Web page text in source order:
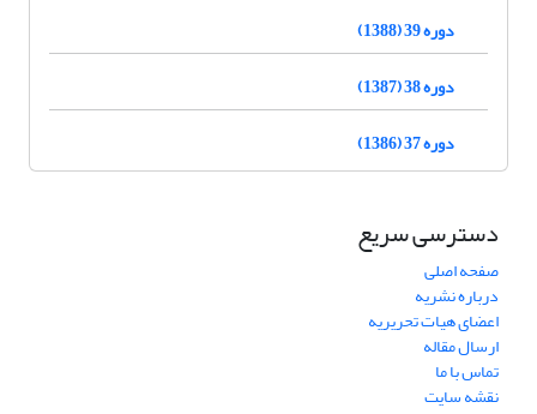
دوره 39 (1388)
دوره 38 (1387)
دوره 37 (1386)
دسترسی سریع
صفحه اصلی
درباره نشریه
اعضای هیات تحریریه
ارسال مقاله
تماس با ما
نقشه سایت